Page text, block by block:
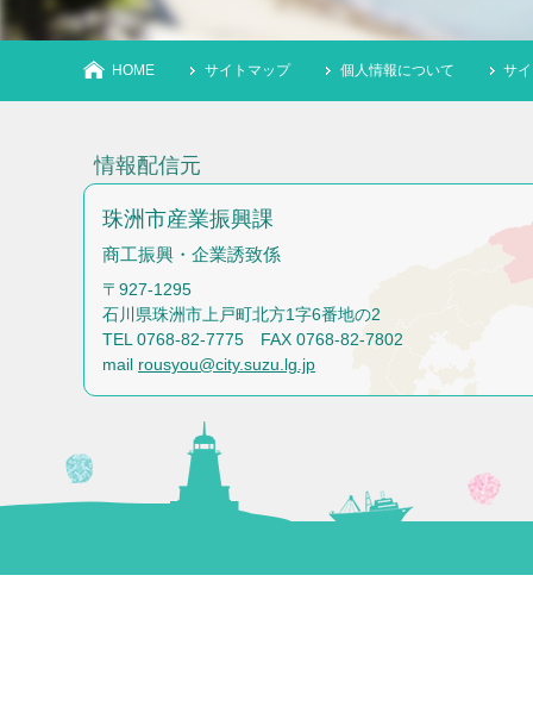
HOME サイトマップ 個人情報について サ
情報配信元
珠洲市産業振興課
商工振興・企業誘致係
〒927-1295
石川県珠洲市上戸町北方1字6番地の2
TEL 0768-82-7775 FAX 0768-82-7802
mail rousyou@city.suzu.lg.jp